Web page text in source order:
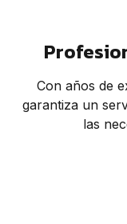
Con años de
garantiza un
las